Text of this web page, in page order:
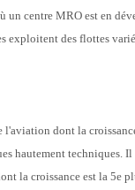
un centre MRO est en
exploitent des flottes
dont la
hautement techniques.
la croissance est la 5e